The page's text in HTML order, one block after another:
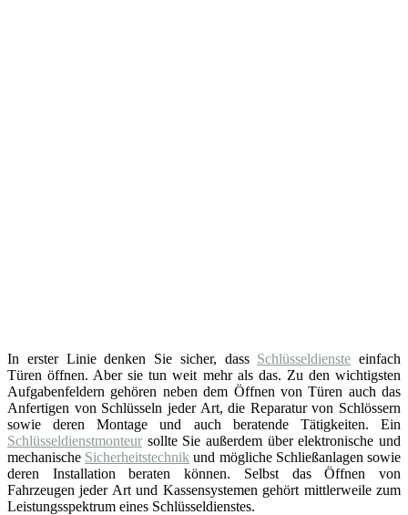
In erster Linie denken Sie sicher, dass Schlüsseldienste einfach
Türen öffnen. Aber sie tun weit mehr als das. Zu den wichtigsten
Aufgabenfeldern gehören neben dem Öffnen von Türen auch das
Anfertigen von Schlüsseln jeder Art, die Reparatur von Schlössern
sowie deren Montage und auch beratende Tätigkeiten. Ein
Schlüsseldienstmonteur sollte Sie außerdem über elektronische und
mechanische Sicherheitstechnik und mögliche Schließanlagen sowie
deren Installation beraten können. Selbst das Öffnen von
Fahrzeugen jeder Art und Kassensystemen gehört mittlerweile zum
Leistungsspektrum eines Schlüsseldienstes.